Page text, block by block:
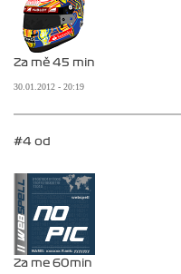
Za mě 45 min
30.01.2012 - 20:19
#4 od
Za me 60min